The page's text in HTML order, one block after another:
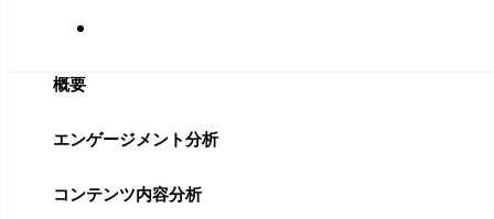
概要
エンゲージメント分析
コンテンツ内容分析